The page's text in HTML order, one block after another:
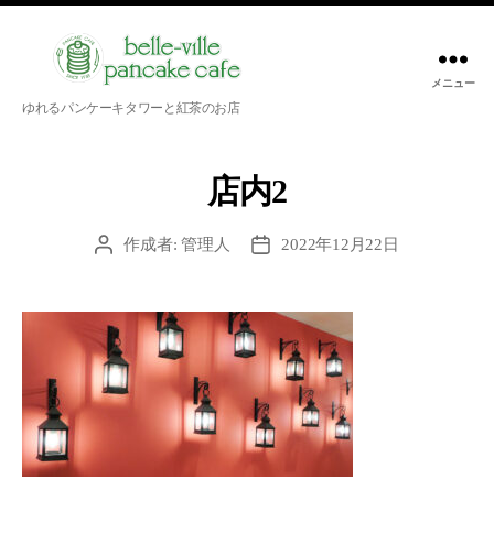
belle-
ゆれるパンケーキタワーと紅茶のお店
メニュー
店内2
投
作成者:管理人
投
2022年12月22日